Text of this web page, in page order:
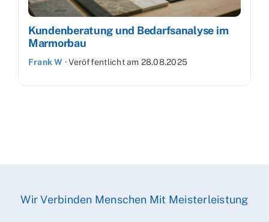
Kundenberatung und Bedarfsanalyse im
Marmorbau
Frank W ·Veröffentlicht am 28.08.2025
Wir Verbinden Menschen Mit Meisterleistung